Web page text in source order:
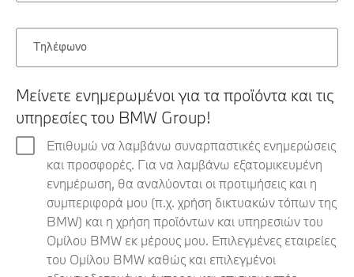
Τηλέφωνο
Μείνετε ενημερωμένοι για τα προϊόντα και τις
υπηρεσίες του BMW Group!
Επιθυμώ να λαμβάνω συναρπαστικές ενημερώσεις
και προσφορές. Για να λαμβάνω εξατομικευμένη
ενημέρωση, θα αναλύονται οι προτιμήσεις και η
συμπεριφορά μου (π.χ. χρήση δικτυακών τόπων της
BMW) και η χρήση προϊόντων και υπηρεσιών του
Ομίλου BMW εκ μέρους μου. Επιλεγμένες εταιρείες
του Ομίλου BMW καθώς και επιλεγμένοι